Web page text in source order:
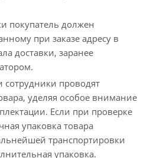
покупатель должен
при заказе адресу в
доставки, заранее
сотрудники проводят
уделяя особое внимание
Если при проверке
упаковка товара
транспортировки
упаковка.